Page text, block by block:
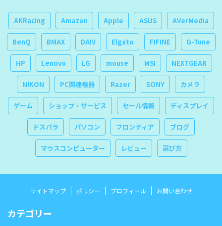
AKRacing Amazon Apple ASUS AVerMedia
BenQ BMAX DAIV Elgato FIFINE G-Tune
HP Lenovo LG mouse MSI NEXTGEAR
NIKON PC関連機器 Razer SONY カメラ
ゲーム ショップ・サービス セール情報 ディスプレイ
ドスパラ パソコン フロンティア ブログ
マウスコンピューター レビュー 選び方
サイトマップ ポリシー プロフィール お問い合わせ
カテゴリー